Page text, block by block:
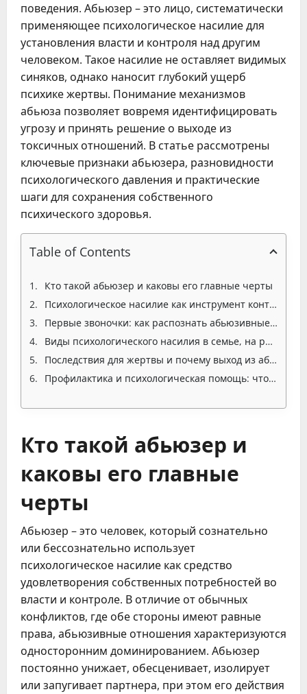
поведения. Абьюзер – это лицо, систематически
применяющее психологическое насилие для
установления власти и контроля над другим
человеком. Такое насилие не оставляет видимых
синяков, однако наносит глубокий ущерб
психике жертвы. Понимание механизмов
абьюза позволяет вовремя идентифицировать
угрозу и принять решение о выходе из
токсичных отношений. В статье рассмотрены
ключевые признаки абьюзера, разновидности
психологического давления и практические
шаги для сохранения собственного
психического здоровья.
Table of Contents
Кто такой абьюзер и каковы его главные черты
Психологическое насилие как инструмент контроля
Первые звоночки: как распознать абьюзивные отношения в начале
Виды психологического насилия в семье, на работе и в социуме
Последствия для жертвы и почему выход из абьюзивных отношений так труден
Профилактика и психологическая помощь: что можно сделать уже сегодня
Кто такой абьюзер и
каковы его главные
черты
Абьюзер – это человек, который сознательно
или бессознательно использует
психологическое насилие как средство
удовлетворения собственных потребностей во
власти и контроле. В отличие от обычных
конфликтов, где обе стороны имеют равные
права, абьюзивные отношения характеризуются
односторонним доминированием. Абьюзер
постоянно унижает, обесценивает, изолирует
или запугивает партнера, при этом его действия